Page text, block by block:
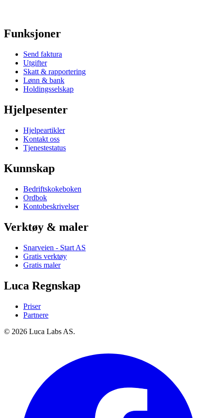
Funksjoner
Send faktura
Utgifter
Skatt & rapportering
Lønn & bank
Holdingsselskap
Hjelpesenter
Hjelpeartikler
Kontakt oss
Tjenestestatus
Kunnskap
Bedriftskokeboken
Ordbok
Kontobeskrivelser
Verktøy & maler
Snarveien - Start AS
Gratis verktøy
Gratis maler
Luca Regnskap
Priser
Partnere
© 2026 Luca Labs AS.